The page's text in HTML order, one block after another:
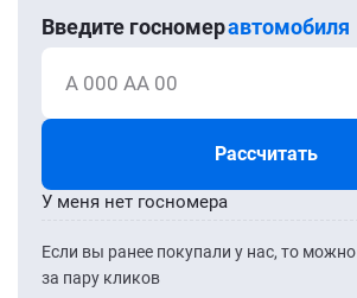
Введите госномеравтомобиля
А 000 АА 00
Рассчитать
Если вы ранее покупали у нас, то можно
за пару кликов
У меня нет госномера